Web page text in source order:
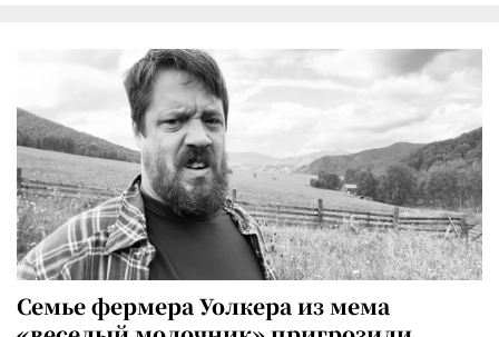
Семье фермера Уолкера из мема